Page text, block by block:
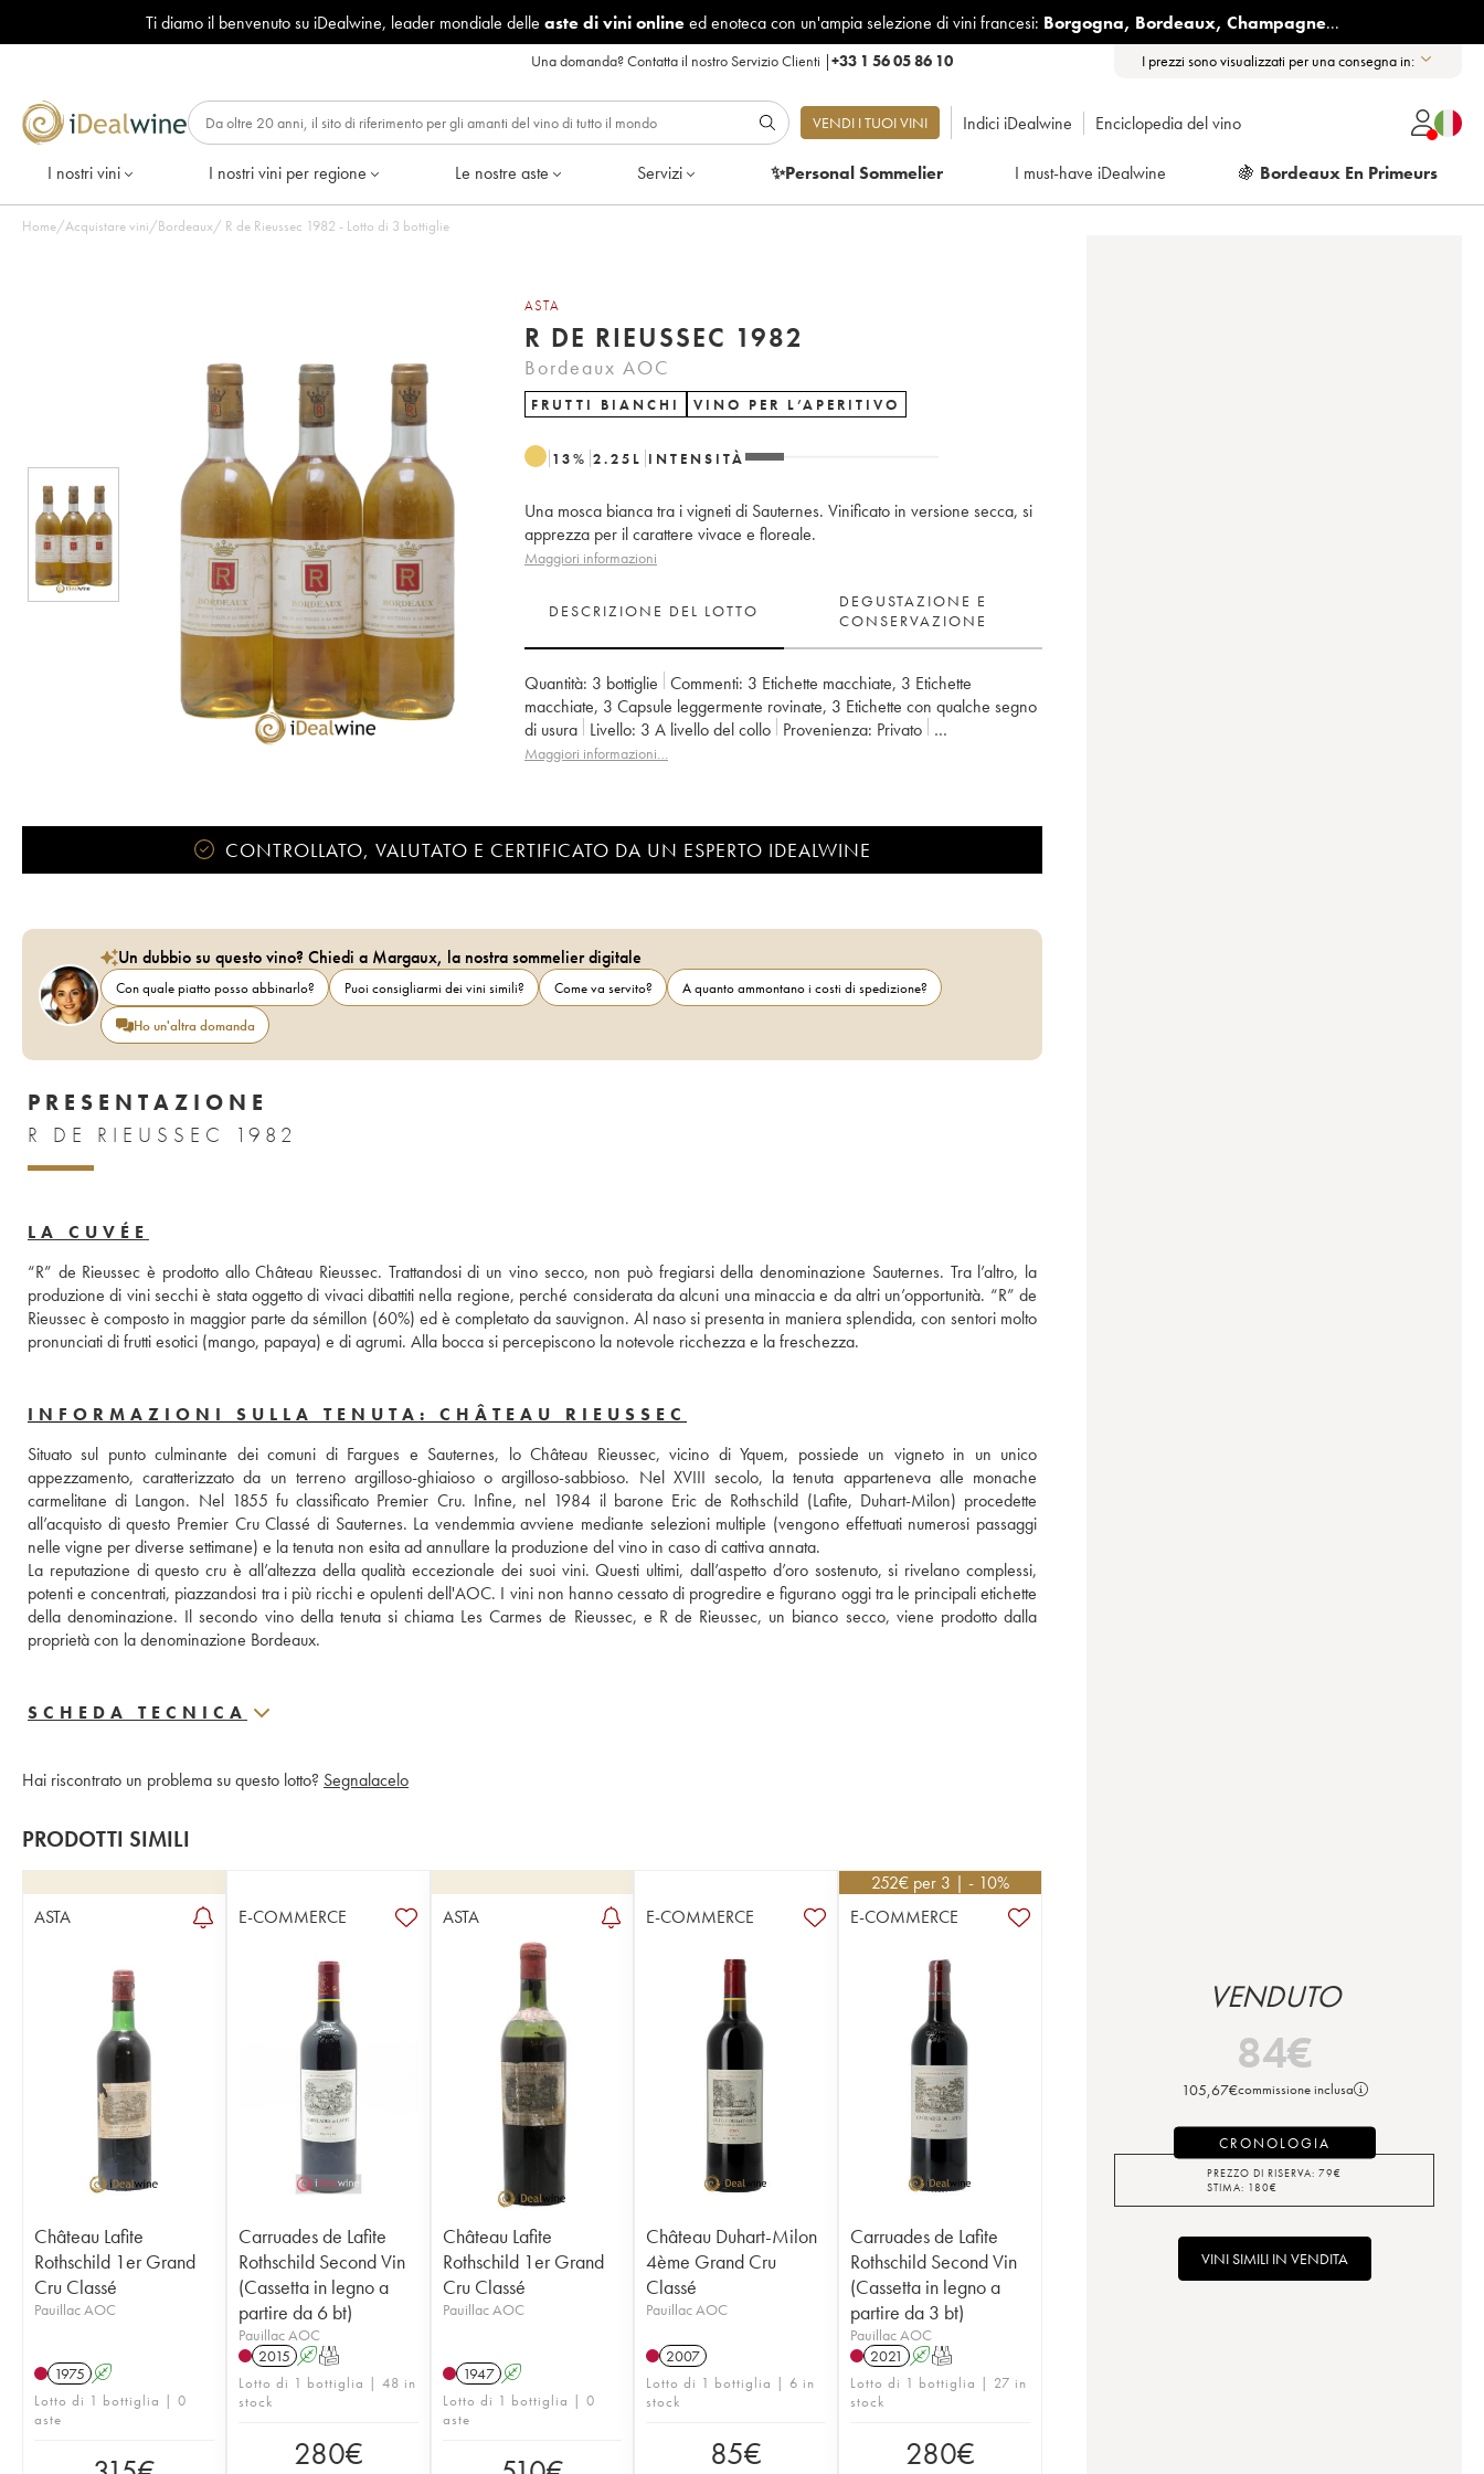
Ti diamo il benvenuto su iDealwine, leader mondiale delle aste di vini onlineed enoteca con un'ampia selezione di vini francesi: Borgogna, Bordeaux, Champagne...
Una domanda?Contatta il nostro Servizio Clienti |+33 1 56 05 86 10 I prezzi sono visualizzati per una consegna in:
VENDI I TUOI VINI Indici iDealwine Enciclopedia del vino
I nostri vini I nostri vini per regione Le nostre aste Servizi ✨Personal Sommelier I must-have iDealwine 🍇 Bordeaux En Primeurs
Home/Acquistare vini/Bordeaux/ R de Rieussec 1982 - Lotto di 3 bottiglie
ASTA
R DE RIEUSSEC 1982
Bordeaux AOC
FRUTTI BIANCHI VINO PER L’APERITIVO
13% 2.25 L INTENSITÀ
Una mosca bianca tra i vigneti di Sauternes. Vinificato in versione secca, si
apprezza per il carattere vivace e floreale.
Maggiori informazioni
DESCRIZIONE DEL LOTTO
DEGUSTAZIONE E
CONSERVAZIONE
Quantità: 3 bottiglie Commenti: 3 Etichette macchiate, 3 Etichette
macchiate, 3 Capsule leggermente rovinate, 3 Etichette con qualche segno
di usura Livello: 3 A livello del collo Provenienza:
privato
IVA detraibile:
no
Maggiori informazioni…
CONTROLLATO, VALUTATO E CERTIFICATO DA UN ESPERTO IDEALWINE
Un dubbio su questo vino? Chiedi a Margaux, la nostra sommelier digitale
Con quale piatto posso abbinarlo? Puoi consigliarmi dei vini simili? Come va servito?
A quanto ammontano i costi di spedizione?
Ho un'altra domanda
PRESENTAZIONE
R DE RIEUSSEC 1982
LA CUVÉE
“R” de Rieussec è prodotto allo Château Rieussec. Trattandosi di un vino secco, non può fregiarsi della denominazione Sauternes. Tra l’altro, la
produzione di vini secchi è stata oggetto di vivaci dibattiti nella regione, perché considerata da alcuni una minaccia e da altri un’opportunità. “R” de
Rieussec è composto in maggior parte da sémillon (60%) ed è completato da sauvignon. Al naso si presenta in maniera splendida, con sentori molto
pronunciati di frutti esotici (mango, papaya) e di agrumi. Alla bocca si percepiscono la notevole ricchezza e la freschezza.
INFORMAZIONI SULLA TENUTA: CHÂTEAU RIEUSSEC
Situato sul punto culminante dei comuni di Fargues e Sauternes, lo Château Rieussec, vicino di Yquem, possiede un vigneto in un unico
appezzamento, caratterizzato da un terreno argilloso-ghiaioso o argilloso-sabbioso. Nel XVIII secolo, la tenuta apparteneva alle monache
carmelitane di Langon. Nel 1855 fu classificato Premier Cru. Infine, nel 1984 il barone Eric de Rothschild (Lafite, Duhart-Milon) procedette
all’acquisto di questo Premier Cru Classé di Sauternes. La vendemmia avviene mediante selezioni multiple (vengono effettuati numerosi passaggi
nelle vigne per diverse settimane) e la tenuta non esita ad annullare la produzione del vino in caso di cattiva annata.
La reputazione di questo cru è all’altezza della qualità eccezionale dei suoi vini. Questi ultimi, dall’aspetto d’oro sostenuto, si rivelano complessi,
potenti e concentrati, piazzandosi tra i più ricchi e opulenti dell'AOC. I vini non hanno cessato di progredire e figurano oggi tra le principali etichette
della denominazione. Il secondo vino della tenuta si chiama Les Carmes de Rieussec, e R de Rieussec, un bianco secco, viene prodotto dalla
proprietà con la denominazione Bordeaux.
SCHEDA TECNICA
Hai riscontrato un problema su questo lotto? Segnalacelo
PRODOTTI SIMILI
ASTA
Château Lafite
Rothschild 1er Grand
Cru Classé
Pauillac AOC
1975 A
Lotto di 1 bottiglia | 0
aste
E-COMMERCE
Carruades de Lafite
Rothschild Second Vin
(Cassetta in legno a
partire da 6 bt)
Pauillac AOC
2015 AT
Lotto di 1 bottiglia | 48 in
stock
280€
ASTA
Château Lafite
Rothschild 1er Grand
Cru Classé
Pauillac AOC
1947 A
Lotto di 1 bottiglia | 0
aste
E-COMMERCE
Château Duhart-Milon
4ème Grand Cru
Classé
Pauillac AOC
2007
Lotto di 1 bottiglia | 6 in
stock
85€
252€ per 3 | - 10%
E-COMMERCE
Carruades de Lafite
Rothschild Second Vin
(Cassetta in legno a
partire da 3 bt)
Pauillac AOC
2021
AT
Lotto di 1 bottiglia | 27 in
stock
280€
VENDUTO
84€
105,67€commissione inclusa
CRONOLOGIA
PREZZO DI RISERVA: 79€
STIMA: 180€
VINI SIMILI IN VENDITA